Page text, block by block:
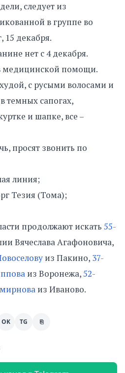
следует из
в группе во
15 декабря.
нет с 4 декабря.
медицинской помощи.
с русыми волосами и
темных сапогах,
и шапке, все –
просят звонить по
линия;
Тезия (Тома);
продолжают искать 55-
Вячеслава Агафоновича,
из Пакино, 37-
из Воронежа,52-
из Иваново.
OK TG ⎘